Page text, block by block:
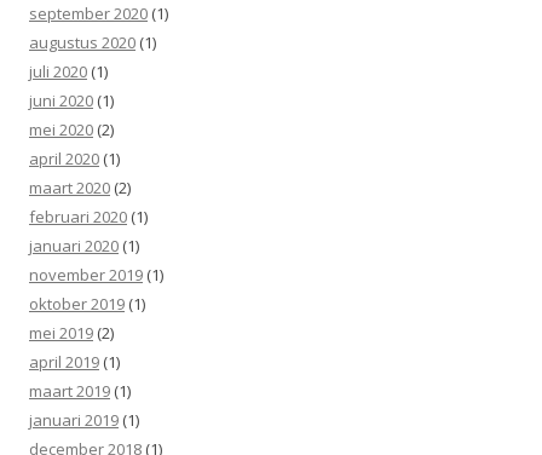
september 2020 (1)
augustus 2020 (1)
juli 2020 (1)
juni 2020 (1)
mei 2020 (2)
april 2020 (1)
maart 2020 (2)
februari 2020 (1)
januari 2020 (1)
november 2019 (1)
oktober 2019 (1)
mei 2019 (2)
april 2019 (1)
maart 2019 (1)
januari 2019 (1)
december 2018 (1)